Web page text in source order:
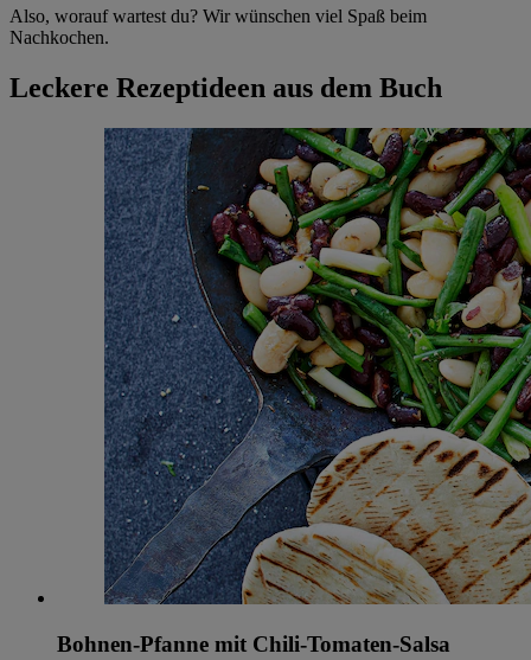
Also, worauf wartest du? Wir wünschen viel Spaß beim
Nachkochen.
Leckere Rezeptideen aus dem Buch
Bohnen-Pfanne mit Chili-Tomaten-Salsa